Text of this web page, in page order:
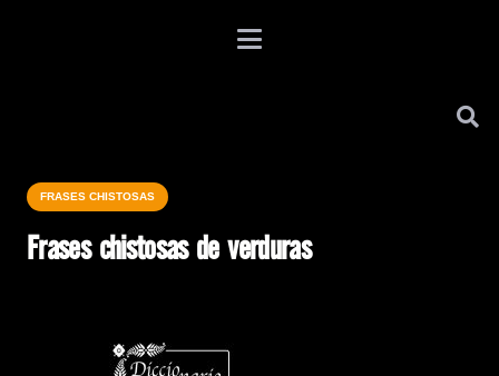
FRASES CHISTOSAS
Frases chistosas de verduras